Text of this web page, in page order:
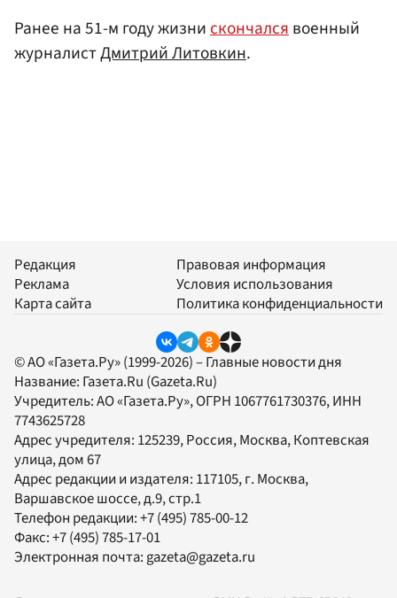
Ранее на 51-м году жизни скончался военный
журналистДмитрий Литовкин.
Редакция
Реклама
Карта сайта
Правовая информация
Условия использования
Политика конфиденциальности
© АО «Газета.Ру» (1999-2026) – Главные новости дня
Название: Газета.Ru (Gazeta.Ru)
Учредитель:АО «Газета.Ру», ОГРН 1067761730376, ИНН
7743625728
Адрес учредителя: 125239, Россия, Москва, Коптевская
улица, дом 67
Адрес редакции и издателя: 117105, г. Москва,
Варшавское шоссе, д.9, стр.1
Телефон редакции:+7 (495) 785-00-12
Факс:+7 (495) 785-17-01
Электронная почта:gazeta@gazeta.ru